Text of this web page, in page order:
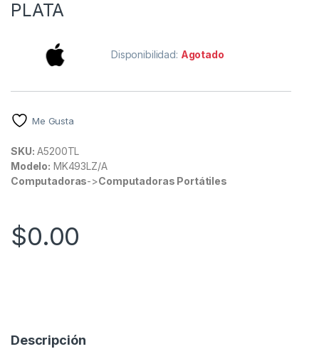
PLATA
Disponibilidad: Agotado
Me Gusta
SKU: A5200TL
Modelo: MK493LZ/A
Computadoras->Computadoras Portátiles
$0.00
Descripción